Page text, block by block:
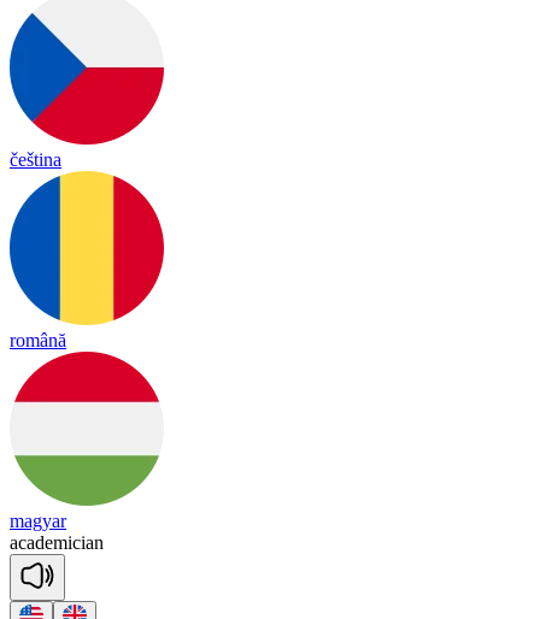
čeština
română
magyar
academician